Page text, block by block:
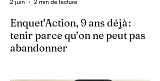
Enquet’Action, 9 ans déjà :
tenir parce qu’on ne peut pas
abandonner
2 juin 2 min de lecture